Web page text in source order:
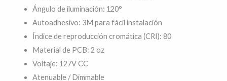
Ángulo de iluminación: 120°
Autoadhesivo: 3M para fácil instalación
Índice de reproducción cromática (CRI): 80
Material de PCB: 2 oz
Voltaje: 127V CC
Atenuable / Dimmable